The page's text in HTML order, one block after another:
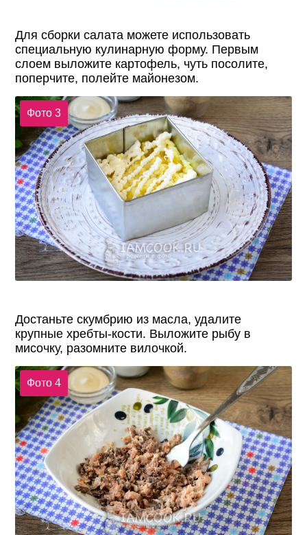
Для сборки салата можете использовать
специальную кулинарную форму. Первым
слоем выложите картофель, чуть посолите,
поперчите, полейте майонезом.
Фото 3
Достаньте скумбрию из масла, удалите
крупные хребты-кости. Выложите рыбу в
мисочку, разомните вилочкой.
Фото 4